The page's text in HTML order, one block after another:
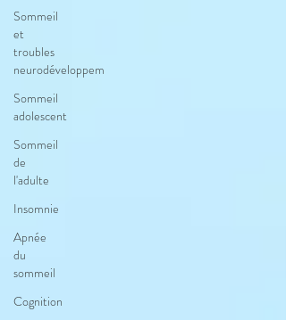
Sommeil
et
troubles
neurodéveloppem
Sommeil
adolescent
Sommeil
de
l'adulte
Insomnie
Apnée
du
sommeil
Cognition